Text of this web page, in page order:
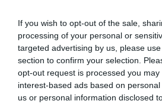
If you wish to opt-out of the sale,
processing of your personal or
targeted advertising by us, please
section to confirm your selection.
opt-out request is processed you may
interest-based ads based on
us or personal information disclosed